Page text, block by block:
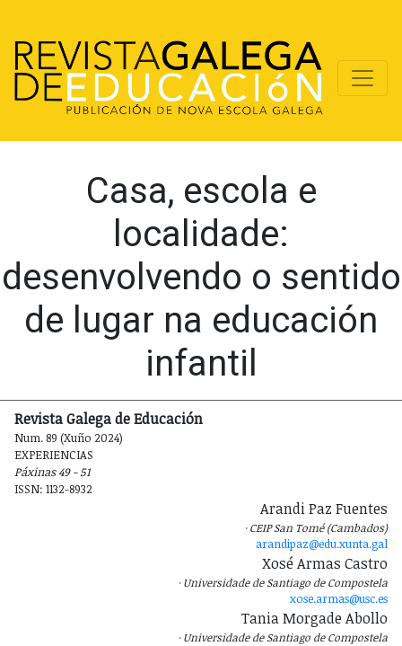
Casa, escola e
localidade:
desenvolvendo o sentido
de lugar na educación
infantil
Revista Galega de Educación
Num. 89 (Xuño 2024)
EXPERIENCIAS
Páxinas 49 - 51
ISSN: 1132-8932
Tania Morgade Abollo
Universidade de Santiago de Compostela
Xosé Armas Castro
Universidade de Santiago de Compostela
xose.armas@usc.es
Arandi Paz Fuentes
CEIP San Tomé (Cambados)
arandipaz@edu.xunta.gal